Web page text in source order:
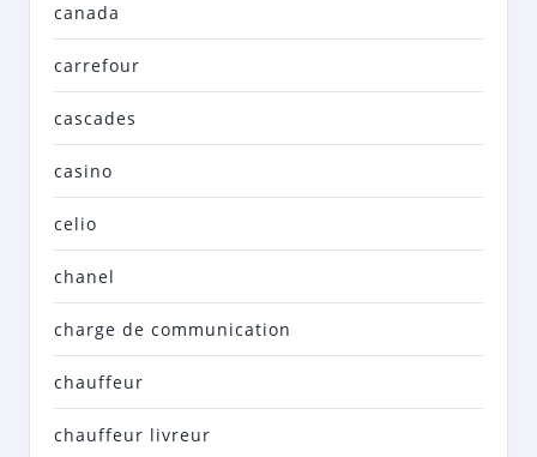
canada
carrefour
cascades
casino
celio
chanel
charge de communication
chauffeur
chauffeur livreur